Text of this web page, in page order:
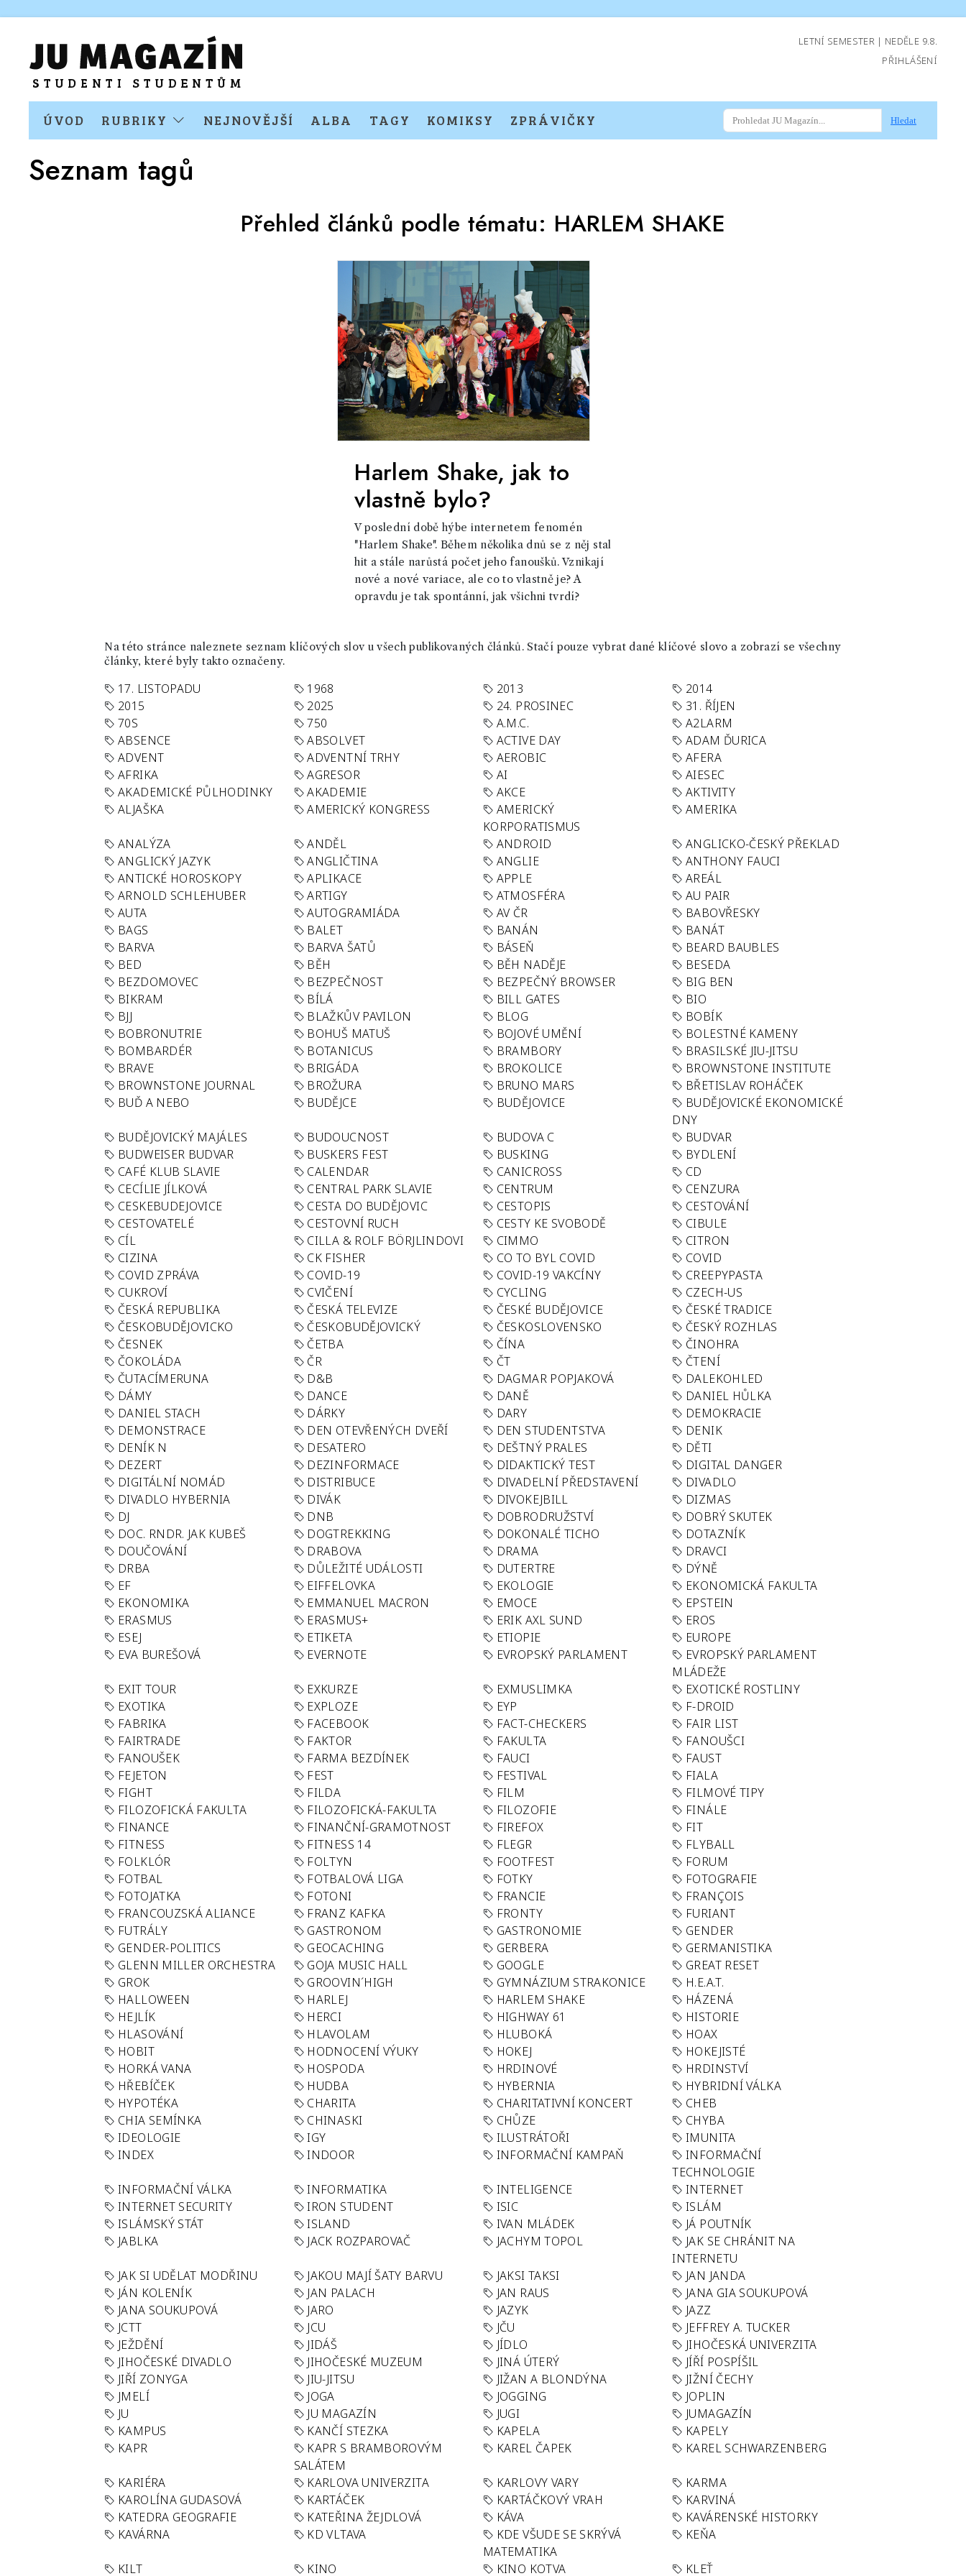
LETNÍ SEMESTER | NEDĚLE 9.8.
PŘIHLÁŠENÍ
ÚVOD RUBRIKY NEJNOVĚJŠÍ ALBA TAGY KOMIKSY ZPRÁVIČKY Hledat
Seznam tagů
Přehled článků podle tématu: HARLEM SHAKE
Harlem Shake, jak to
vlastně bylo?
V poslední době hýbe internetem fenomén
"Harlem Shake". Během několika dnů se z něj stal
hit a stále narůstá počet jeho fanoušků. Vznikají
nové a nové variace, ale co to vlastně je? A
opravdu je tak spontánní, jak všichni tvrdí?
Na této stránce naleznete seznam klíčových slov u všech publikovaných článků. Stačí pouze vybrat dané klíčové slovo a zobrazí se všechny
články, které byly takto označeny.
17. LISTOPADU 1968 2013
2014
2015
2025 24. PROSINEC
31. ŘÍJEN
70S
750 A.M.C.
A2LARM
ABSENCE
ABSOLVET ACTIVE DAY
ADAM ĎURICA
ADVENT
ADVENTNÍ TRHY AEROBIC
AFERA
AFRIKA
AGRESOR AI
AIESEC
AKADEMICKÉ PŮLHODINKY
AKADEMIE AKCE
AKTIVITY
ALJAŠKA
AMERICKÝ KONGRESS
AMERICKÝ
KORPORATISMUS
AMERIKA
ANALÝZA ANDĚL ANDROID
ANGLICKO-ČESKÝ PŘEKLAD
ANGLICKÝ JAZYK
ANGLIČTINA ANGLIE
ANTHONY FAUCI
ANTICKÉ HOROSKOPY
APLIKACE APPLE
AREÁL
ARNOLD SCHLEHUBER
ARTIGY ATMOSFÉRA
AU PAIR
AUTA
AUTOGRAMIÁDA AV ČR
BABOVŘESKY
BAGS
BALET BANÁN
BANÁT
BARVA
BARVA ŠATŮ BÁSEŇ
BEARD BAUBLES
BED
BĚH BĚH NADĚJE
BESEDA
BEZDOMOVEC
BEZPEČNOST BEZPEČNÝ BROWSER
BIG BEN
BIKRAM
BÍLÁ BILL GATES
BIO
BJJ
BLAŽKŮV PAVILON BLOG
BOBÍK
BOBRONUTRIE
BOHUŠ MATUŠ BOJOVÉ UMĚNÍ
BOLESTNÉ KAMENY
BOMBARDÉR
BOTANICUS BRAMBORY
BRASILSKÉ JIU-JITSU
BRAVE
BRIGÁDA BROKOLICE
BROWNSTONE INSTITUTE
BROWNSTONE JOURNAL
BROŽURA BRUNO MARS
BŘETISLAV ROHÁČEK
BUĎ A NEBO
BUDĚJCE BUDĚJOVICE
BUDĚJOVICKÉ EKONOMICKÉ
DNY
BUDĚJOVICKÝ MAJÁLES
BUDOUCNOST BUDOVA C
BUDVAR
BUDWEISER BUDVAR
BUSKERS FEST BUSKING
BYDLENÍ
CAFÉ KLUB SLAVIE
CALENDAR CANICROSS
CD
CECÍLIE JÍLKOVÁ
CENTRAL PARK SLAVIE CENTRUM
CENZURA
CESKEBUDEJOVICE
CESTA DO BUDĚJOVIC CESTOPIS
CESTOVÁNÍ
CESTOVATELÉ
CESTOVNÍ RUCH CESTY KE SVOBODĚ
CIBULE
CÍL
CILLA & ROLF BÖRJLINDOVI CIMMO
CITRON
CIZINA
CK FISHER CO TO BYL COVID
COVID
COVID ZPRÁVA
COVID-19 COVID-19 VAKCÍNY
CREEPYPASTA
CUKROVÍ
CVIČENÍ CYCLING
CZECH-US
ČESKÁ REPUBLIKA
ČESKÁ TELEVIZE ČESKÉ BUDĚJOVICE
ČESKÉ TRADICE
ČESKOBUDĚJOVICKO
ČESKOBUDĚJOVICKÝ ČESKOSLOVENSKO
ČESKÝ ROZHLAS
ČESNEK
ČETBA ČÍNA
ČINOHRA
ČOKOLÁDA
ČR ČT
ČTENÍ
ČUTACÍMERUNA
D&B DAGMAR POPJAKOVÁ
DALEKOHLED
DÁMY
DANCE DANĚ
DANIEL HŮLKA
DANIEL STACH
DÁRKY DARY
DEMOKRACIE
DEMONSTRACE
DEN OTEVŘENÝCH DVEŘÍ DEN STUDENTSTVA
DENIK
DENÍK N
DESATERO DEŠTNÝ PRALES
DĚTI
DEZERT
DEZINFORMACE DIDAKTICKÝ TEST
DIGITAL DANGER
DIGITÁLNÍ NOMÁD
DISTRIBUCE DIVADELNÍ PŘEDSTAVENÍ
DIVADLO
DIVADLO HYBERNIA
DIVÁK DIVOKEJBILL
DIZMAS
DJ
DNB DOBRODRUŽSTVÍ
DOBRÝ SKUTEK
DOC. RNDR. JAK KUBEŠ
DOGTREKKING DOKONALÉ TICHO
DOTAZNÍK
DOUČOVÁNÍ
DRABOVA DRAMA
DRAVCI
DRBA
DŮLEŽITÉ UDÁLOSTI DUTERTRE
DÝNĚ
EF
EIFFELOVKA EKOLOGIE
EKONOMICKÁ FAKULTA
EKONOMIKA
EMMANUEL MACRON EMOCE
EPSTEIN
ERASMUS
ERASMUS+ ERIK AXL SUND
EROS
ESEJ
ETIKETA ETIOPIE
EUROPE
EVA BUREŠOVÁ
EVERNOTE EVROPSKÝ PARLAMENT
EVROPSKÝ PARLAMENT
MLÁDEŽE
EXIT TOUR
EXKURZE EXMUSLIMKA
EXOTICKÉ ROSTLINY
EXOTIKA
EXPLOZE EYP
F-DROID
FABRIKA
FACEBOOK FACT-CHECKERS
FAIR LIST
FAIRTRADE
FAKTOR FAKULTA
FANOUŠCI
FANOUŠEK
FARMA BEZDÍNEK FAUCI
FAUST
FEJETON
FEST FESTIVAL
FIALA
FIGHT
FILDA FILM
FILMOVÉ TIPY
FILOZOFICKÁ FAKULTA
FILOZOFICKÁ-FAKULTA FILOZOFIE
FINÁLE
FINANCE
FINANČNÍ-GRAMOTNOST FIREFOX
FIT
FITNESS
FITNESS 14 FLEGR
FLYBALL
FOLKLÓR
FOLTYN FOOTFEST
FORUM
FOTBAL
FOTBALOVÁ LIGA FOTKY
FOTOGRAFIE
FOTOJATKA
FOTONI FRANCIE
FRANÇOIS
FRANCOUZSKÁ ALIANCE
FRANZ KAFKA FRONTY
FURIANT
FUTRÁLY
GASTRONOM GASTRONOMIE
GENDER
GENDER-POLITICS
GEOCACHING GERBERA
GERMANISTIKA
GLENN MILLER ORCHESTRA
GOJA MUSIC HALL GOOGLE
GREAT RESET
GROK
GROOVIN´HIGH GYMNÁZIUM STRAKONICE
H.E.A.T.
HALLOWEEN
HARLEJ HARLEM SHAKE
HÁZENÁ
HEJLÍK
HERCI HIGHWAY 61
HISTORIE
HLASOVÁNÍ
HLAVOLAM HLUBOKÁ
HOAX
HOBIT
HODNOCENÍ VÝUKY HOKEJ
HOKEJISTÉ
HORKÁ VANA
HOSPODA HRDINOVÉ
HRDINSTVÍ
HŘEBÍČEK
HUDBA HYBERNIA
HYBRIDNÍ VÁLKA
HYPOTÉKA
CHARITA CHARITATIVNÍ KONCERT
CHEB
CHIA SEMÍNKA
CHINASKI CHŮZE
CHYBA
IDEOLOGIE
IGY ILUSTRÁTOŘI
IMUNITA
INDEX
INDOOR INFORMAČNÍ KAMPAŇ
INFORMAČNÍ
TECHNOLOGIE
INFORMAČNÍ VÁLKA
INFORMATIKA INTELIGENCE
INTERNET
INTERNET SECURITY
IRON STUDENT ISIC
ISLÁM
ISLÁMSKÝ STÁT
ISLAND IVAN MLÁDEK
JÁ POUTNÍK
JABLKA
JACK ROZPAROVAČ JACHYM TOPOL
JAK SE CHRÁNIT NA
INTERNETU
JAK SI UDĚLAT MODŘINU
JAKOU MAJÍ ŠATY BARVU JAKSI TAKSI
JAN JANDA
JÁN KOLENÍK
JAN PALACH JAN RAUS
JANA GIA SOUKUPOVÁ
JANA SOUKUPOVÁ
JARO JAZYK
JAZZ
JCTT
JCU JČU
JEFFREY A. TUCKER
JEŽDĚNÍ
JIDÁŠ JÍDLO
JIHOČESKÁ UNIVERZITA
JIHOČESKÉ DIVADLO
JIHOČESKÉ MUZEUM JINÁ ÚTERÝ
JÍŘÍ POSPÍŠIL
JIŘÍ ZONYGA
JIU-JITSU JIŽAN A BLONDÝNA
JIŽNÍ ČECHY
JMELÍ
JOGA JOGGING
JOPLIN
JU
JU MAGAZÍN JUGI
JUMAGAZÍN
KAMPUS
KANČÍ STEZKA KAPELA
KAPELY
KAPR
KAPR S BRAMBOROVÝM
SALÁTEM
KAREL ČAPEK KAREL SCHWARZENBERG
KARIÉRA KARLOVA UNIVERZITA KARLOVY VARY
KARMA
KAROLÍNA GUDASOVÁ
KARTÁČEK KARTÁČKOVÝ VRAH
KARVINÁ
KATEDRA GEOGRAFIE
KATEŘINA ŽEJDLOVÁ KÁVA
KAVÁRENSKÉ HISTORKY
KAVÁRNA
KD VLTAVA
KDE VŠUDE SE SKRÝVÁ
MATEMATIKA
KEŇA
KILT KINO KINO KOTVA KLEŤ